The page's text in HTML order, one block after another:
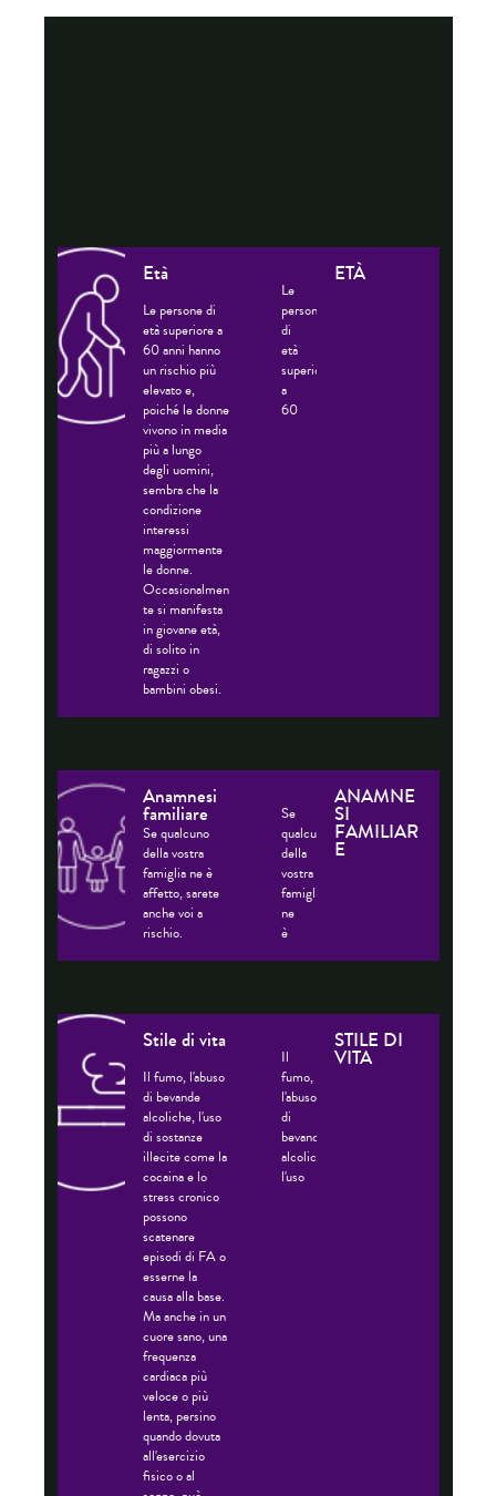
Età
Le persone di
età superiore a
60 anni hanno
un rischio più
elevato e,
poiché le donne
vivono in media
più a lungo
degli uomini,
sembra che la
condizione
interessi
maggiormente
le donne.
Occasionalmen
te si manifesta
in giovane età,
di solito in
ragazzi o
bambini obesi.
Le
persone
di
età
superiore
a
60
uomini,
che
la
condizione
interessi
maggiormente
le
donne.
si
età,
di
solito
in
ragazzi
o
bambini
obesi.
ETÀ
Anamnesi
familiare
Se qualcuno
della vostra
famiglia ne è
affetto, sarete
anche voi a
rischio.
Se
qualcuno
della
vostra
famiglia
ne
è
voi
rischio.
ANAMNE
SI
FAMILIAR
E
Stile di vita
Il fumo, l'abuso
di bevande
alcoliche, l'uso
di sostanze
illecite come la
cocaina e lo
stress cronico
possono
scatenare
episodi di FA o
esserne la
causa alla base.
Ma anche in un
cuore sano, una
frequenza
cardiaca più
veloce o più
lenta, persino
quando dovuta
all'esercizio
fisico o al
Il
fumo,
l'abuso
di
bevande
alcoliche,
l'uso
STILE DI
VITA